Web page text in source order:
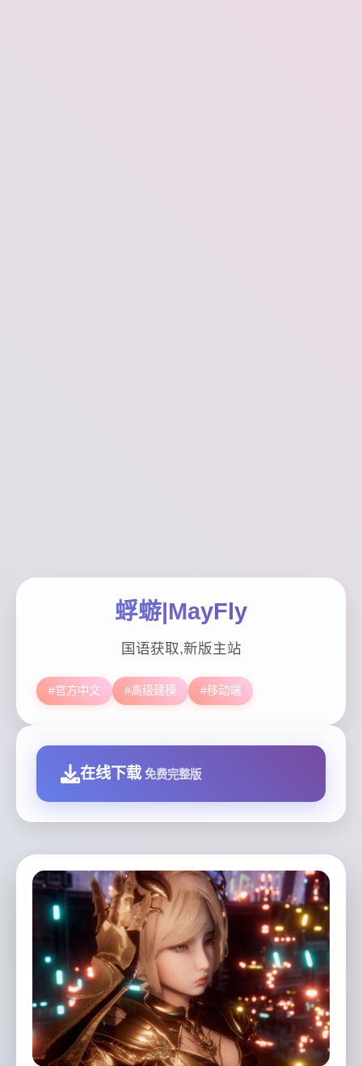
蜉蝣|MayFly
国语获取,新版主站
#官方中文 #高级建模 #移动端
在线下载 免费完整版